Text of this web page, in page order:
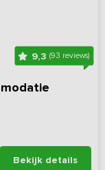
9,3 (93 reviews)
Bekijk details